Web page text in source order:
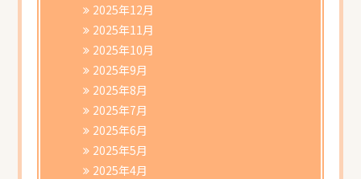
2025年12月
2025年11月
2025年10月
2025年9月
2025年8月
2025年7月
2025年6月
2025年5月
2025年4月